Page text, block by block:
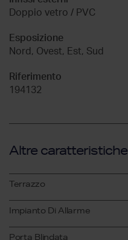
Doppio vetro / PVC
Esposizione
Nord, Ovest, Est, Sud
Riferimento
194132
Altre caratteristiche
Terrazzo
Impianto Di Allarme
Porta Blindata